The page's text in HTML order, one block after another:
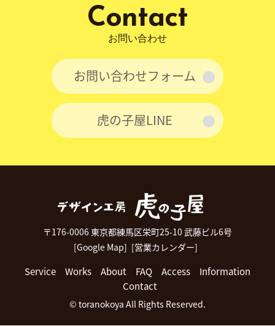
Contact
お問い合わせ
お問い合わせフォーム
虎の子屋LINE
〒176-0006 東京都練馬区栄町25-10 武藤ビル6号
[Google Map] [営業カレンダー]
Service Works About FAQ Access
Information
Contact
© toranokoya All Rights Reserved.